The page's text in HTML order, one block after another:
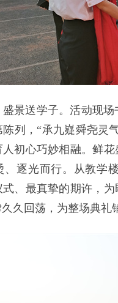
景送学子。活动现
列，“承九嶷舜尧灵
初心巧妙相融。鲜
、逐光而行。从教学
、最真挚的期许，
久回荡，为整场典礼